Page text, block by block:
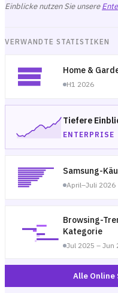
Einblicke nutzen Sie unsere
VERWANDTE STATISTIKEN
Home &
H1 2026
Tiefere
ENTERPRISE
Samsung-
April–Juli 2026
Browsing-
Kategorie
Jul 2025 – Jun
Alle Online